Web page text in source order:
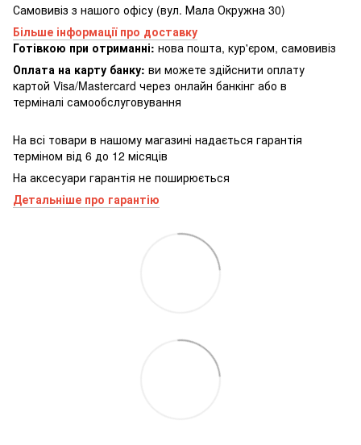
Самовивіз з нашого офісу (вул. Мала Окружна 30)
Більше інформації про доставку
Готівкою при отриманні: нова пошта, кур'єром, самовивіз
Оплата на карту банку: ви можете здійснити оплату
картой Visa/Mastercard через онлайн банкінг або в
терміналі самообслуговування
На всі товари в нашому магазині надається гарантія
терміном від 6 до 12 місяців
На аксесуари гарантія не поширюється
Детальніше про гарантію